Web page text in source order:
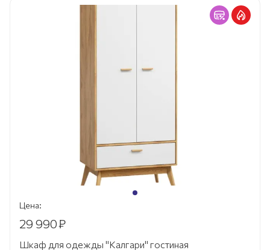
Цена:
29 990₽
Шкаф для одежды "Калгари" гостиная